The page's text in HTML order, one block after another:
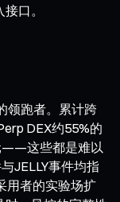
口。
领跑者。累计跨
DEX约55%的
——这些都是难以
JELLY事件均指
用者的实验场扩